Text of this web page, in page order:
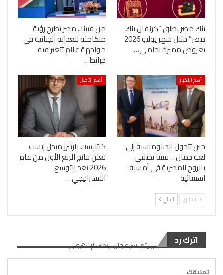
بنك مصر يطلق “كرنفال بنك
مصر” خلال شهر يوليو 2026
بعروض مميزة لحاملي…
من فيينا.. مصر تطرح رؤية
متكاملة للعدالة الجنائية في
مواجهة عالم تتغير فيه
خرائط…
أهم الأخبار
حين تتحول الدبلوماسية إلى
لغة جمال… فيينا تحتفي
بالروح المصرية في أمسية
استثنائية
أهم الأخبار
كاتليست بارتنرز ميدل إيست
تعلن نتائج الربع الأول من عام
2026 بعد التوسع
الاستراتيجي…
السابق التالي
اترك رد لن يتم نشر عنوان بريدك الإلكتروني.